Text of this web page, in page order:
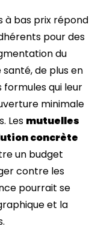
à bas prix répond
pour des
du
de plus en
qui leur
minimale
Les mutuelles
concrète
un budget
contre les
pourrait se
et la